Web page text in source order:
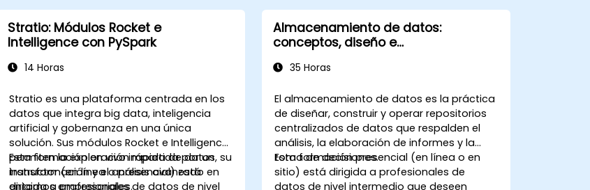
Stratio: Módulos Rocket e
Intelligence con PySpark
14 Horas
Stratio es una plataforma centrada en los
datos que integra big data, inteligencia
artificial y gobernanza en una única
solución. Sus módulos Rocket e Intelligence
permiten la exploración rápida de datos, su
transformación y el análisis avanzado en
entornos empresariales.
Esta formación en vivo impartida por un
instructor (en línea o presencial) está
dirigida a profesionales de datos de nivel
Almacenamiento de datos:
conceptos, diseño e
35 Horas
El almacenamiento de datos es la práctica
de diseñar, construir y operar repositorios
centralizados de datos que respalden el
análisis, la elaboración de informes y la
toma de decisiones.
Esta formación presencial (en línea o en
sitio) está dirigida a profesionales de
datos de nivel intermedio que deseen